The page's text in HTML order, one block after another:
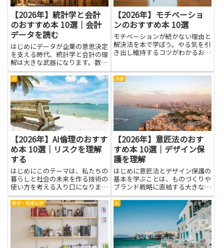
【2026年】統計学と会計
のおすすめ本 10選｜会計
データを読む
はじめにデータが企業の意思決定
を支える時代、統計学と会計の理
解は大きな武器になります。数字
の意味を読み解く力があれば、売
上の動きや費用の構造を正しく把
握でき、戦略の方向性を見極めや
すくなります。統計学はデータの
背後に潜む傾向やばらつきを見
抜...
【2026年】モチベーショ
ンのおすすめ本 10選
モチベーションが続かない理由と
解決法を本で学ぼう。やる気を引
き出し維持するコツがわかるおす
AI
【2026年】AI倫理のおすす
め本 10選｜リスクを理解
する
はじめにこのテーマは、私たちの
暮らしと社会の未来を作る技術の
使い方を考える入り口になりま
す。AI倫理の本を読むと、難しい
専門用語を避けつつ、機械が私た
ちの毎日にどう影響するかを理解
できる知識が身につきます。リス
クを理解するとは、便利さだけ
法律
【2026年】意匠法のおす
すめ本 10選｜デザイン保
護を理解
はじめに意匠法とデザイン保護の
基本を学ぶことは、ものづくりや
ブランド戦略に直結する大きなメ
リットがあります。製品やパッケ
ージ、インターフェースなど具体
的なデザインがどのように法的に
守られるかを理解すれば、自社の
製品を他社の模倣から守る視点
が...
地学・地球科学 AI